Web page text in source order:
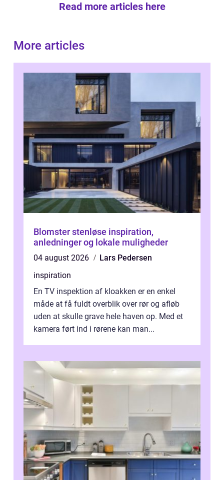
Read more articles here
More articles
Blomster stenløse inspiration,
anledninger og lokale muligheder
04 august 2026
Lars Pedersen
inspiration
En TV inspektion af kloakken er en enkel
måde at få fuldt overblik over rør og afløb
uden at skulle grave hele haven op. Med et
kamera ført ind i rørene kan man...